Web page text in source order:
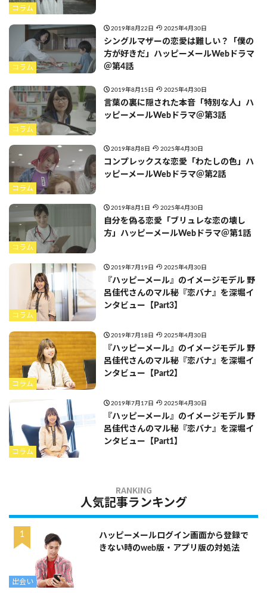
コラム
コラム
2019年8月22日 2025年4月30日
シングルマザーの恋愛は難しい？「僕の
方が好きだ」ハッピーメールWebドラマ
＠第4話
コラム
2019年8月15日 2025年4月30日
言葉の裏に隠された本音「特別な人」ハ
ッピーメールWebドラマ＠第3話
コラム
2019年8月8日 2025年4月30日
コンプレックスな恋愛「わたしの色」ハ
ッピーメールWebドラマ＠第2話
コラム
2019年8月1日 2025年4月30日
自分を偽る恋愛「ブリュレな恋の壊し
方」ハッピーメールWebドラマ＠第1話
コラム
2019年7月19日 2025年4月30日
『ハッピーメール』のイメージモデル 野
呂佳代さんのマル秘『恋バナ』を深堀イ
ンタビュー【Part3】
コラム
2019年7月18日 2025年4月30日
『ハッピーメール』のイメージモデル 野
呂佳代さんのマル秘『恋バナ』を深堀イ
ンタビュー【Part2】
コラム
2019年7月17日 2025年4月30日
『ハッピーメール』のイメージモデル 野
呂佳代さんのマル秘『恋バナ』を深堀イ
ンタビュー【Part1】
人気記事ランキング
出会い
ハッピーメールログイン画面から登録で
きない時のweb版・アプリ版の対処法